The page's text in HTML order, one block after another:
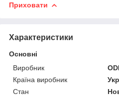
Приховати
Характеристики
Основні
Виробник
Країна виробник
Стан